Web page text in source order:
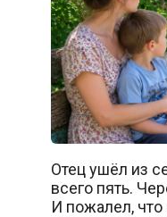
Отец ушёл из
всего пять.
И пожалел,